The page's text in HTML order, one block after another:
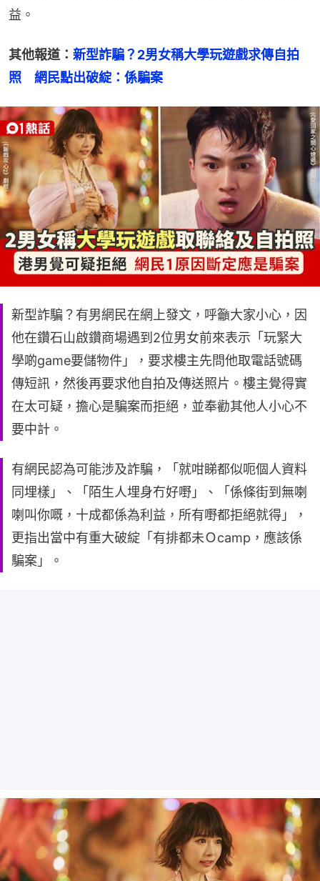
益。
其他報道： 新型詐騙？2男女稱大學玩遊戲求傳自拍
照　網民點出破綻：係騙案
新型詐騙？有男網民在網上發文，呼籲大家小心，因
他在鑽石山啟鑽商場遇到2位男女前來表示「玩緊大
學啲game要儲物件」，要求樓主先問他取電話號碼
傳短訊，然後再要求他自拍及傳送照片。樓主覺得實
在太可疑，擔心是騙案而拒絕，並奉勸其他人小心不
要中計。
有網民認為可能涉及詐騙，「就咁睇都似呃個人資料
同埋樣」、「陌生人埋身冇好嘢」、「係條街到無喇
喇叫你嘅，十成都係為利益，所有嘢都拒絕就得」，
更指出當中有重大破綻「有排都未Ｏcamp，應該係
騙案」。